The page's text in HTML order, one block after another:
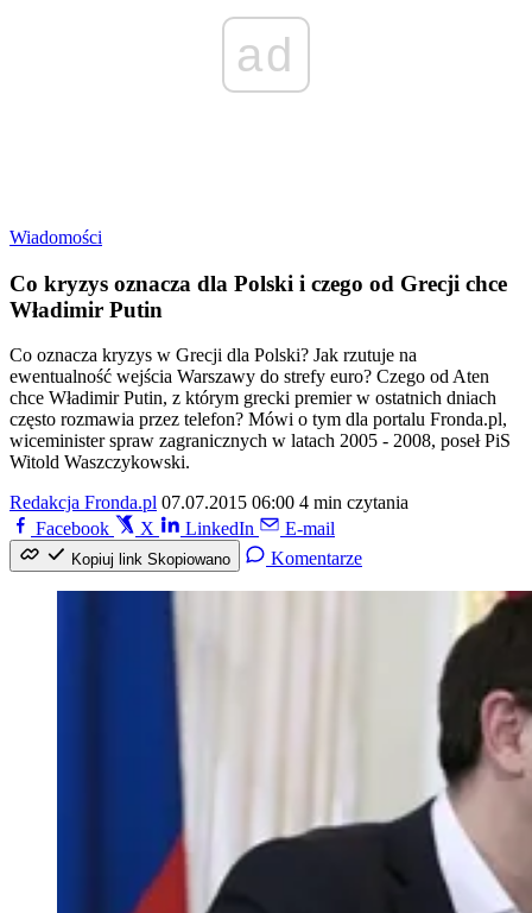
ad
Wiadomości
Co kryzys oznacza dla Polski i czego od Grecji chce
Władimir Putin
Co oznacza kryzys w Grecji dla Polski? Jak rzutuje na
ewentualność wejścia Warszawy do strefy euro? Czego od Aten
chce Władimir Putin, z którym grecki premier w ostatnich dniach
często rozmawia przez telefon? Mówi o tym dla portalu Fronda.pl,
wiceminister spraw zagranicznych w latach 2005 - 2008, poseł PiS
Witold Waszczykowski.
Redakcja Fronda.pl 07.07.2015 06:00 4 min czytania
Facebook
X LinkedIn E-mail
Kopiuj link Skopiowano Komentarze